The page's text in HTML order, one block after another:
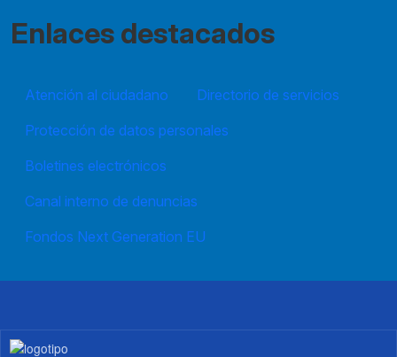
Enlaces destacados
Atención al ciudadano
Directorio de servicios
Protección de datos personales
Boletines electrónicos
Canal interno de denuncias
Fondos Next Generation EU
Imagen